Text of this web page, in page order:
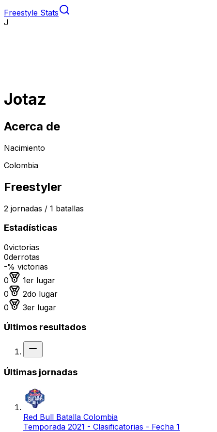
Freestyle Stats
J
Jotaz
Acerca de
Nacimiento
Colombia
Freestyler
2 jornadas / 1 batallas
Estadísticas
0victorias
0derrotas
-% victorias
0
Medalla de oro
1er lugar
0
Medalla de plata
2do lugar
0
Medalla de bronce
3er lugar
Últimos resultados
Últimas jornadas
Red Bull Batalla Colombia
Temporada 2021 - Clasificatorias - Fecha 1